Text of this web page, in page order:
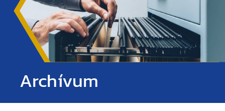
Archívum